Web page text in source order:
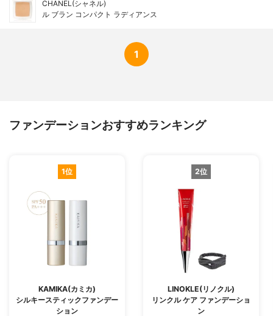
CHANEL(シャネル)
ル ブラン コンパクト ラディアンス
1
ファンデーションおすすめランキング
1位
KAMIKA(カミカ)
シルキースティックファンデー
ション
2位
LINOKLE(リノクル)
リンクル ケア ファンデーショ
ン